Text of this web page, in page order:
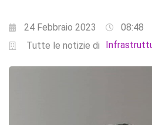
24 Febbraio 2023
08:48
Tutte le notizie di